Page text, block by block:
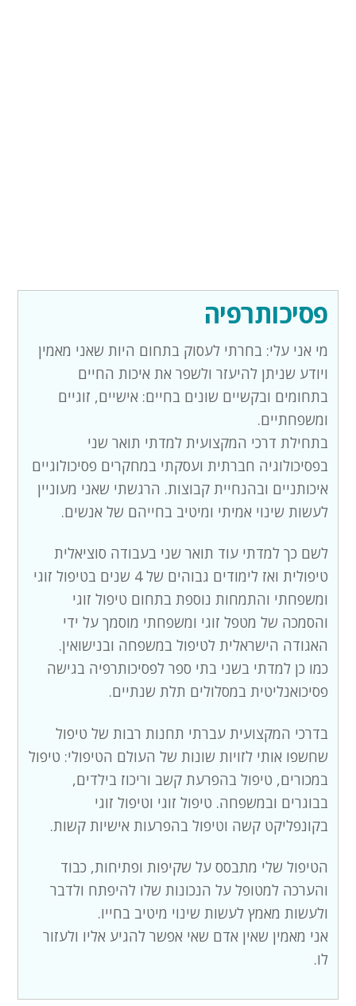
פסיכותרפיה
מי אני עלי: בחרתי לעסוק בתחום היות שאני מאמין
ויודע שניתן להיעזר ולשפר את איכות החיים
בתחומים ובקשיים שונים בחיים: אישיים, זוגיים
ומשפחתיים.
בתחילת דרכי המקצועית למדתי תואר שני
בפסיכולוגיה חברתית ועסקתי במחקרים פסיכולוגיים
איכותניים ובהנחיית קבוצות. הרגשתי שאני מעוניין
לעשות שינוי אמיתי ומיטיב בחייהם של אנשים.
לשם כך למדתי עוד תואר שני בעבודה סוציאלית
טיפולית ואז לימודים גבוהים של 4 שנים בטיפול זוגי
ומשפחתי והתמחות נוספת בתחום טיפול זוגי
והסמכה של מטפל זוגי ומשפחתי מוסמך על ידי
האגודה הישראלית לטיפול במשפחה ובנישואין.
כמו כן למדתי בשני בתי ספר לפסיכותרפיה בגישה
פסיכואנליטית במסלולים תלת שנתיים.
בדרכי המקצועית עברתי תחנות רבות של טיפול
שחשפו אותי לזויות שונות של העולם הטיפולי: טיפול
במכורים, טיפול בהפרעת קשב וריכוז בילדים,
בבוגרים ובמשפחה. טיפול זוגי וטיפול זוגי
בקונפליקט קשה וטיפול בהפרעות אישיות קשות.
הטיפול שלי מתבסס על שקיפות ופתיחות, כבוד
והערכה למטופל על הנכונות שלו להיפתח ולדבר
ולעשות מאמץ לעשות שינוי מיטיב בחייו.
אני מאמין שאין אדם שאי אפשר להגיע אליו ולעזור
לו.